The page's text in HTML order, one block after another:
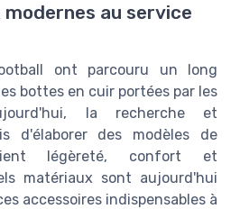
au service
ont parcouru un long
bottes en cuir portées par les
la recherche et
d'élaborer des modèles de
légèreté, confort et
matériaux sont aujourd'hui
accessoires indispensables à